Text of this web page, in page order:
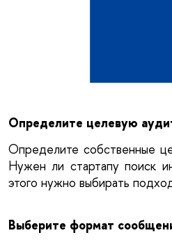
Определите целевую
Определите собственные
Нужен ли стартапу поиск
этого нужно выбирать
Выберите формат